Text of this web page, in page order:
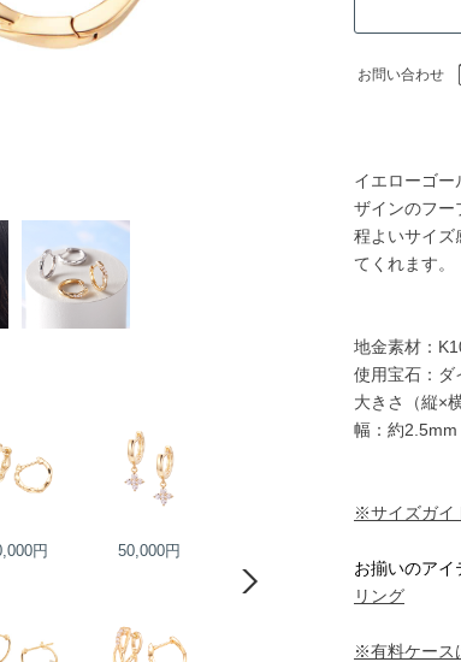
円 50,000円
お問い合わせ
イエローゴ
ザインのフー
程よいサイズ
てくれます。
地金素材：
使用宝石：ダ
大きさ（縦×
幅：約2.5mm
※サイズガイ
お揃いのアイ
リング
※有料ケース